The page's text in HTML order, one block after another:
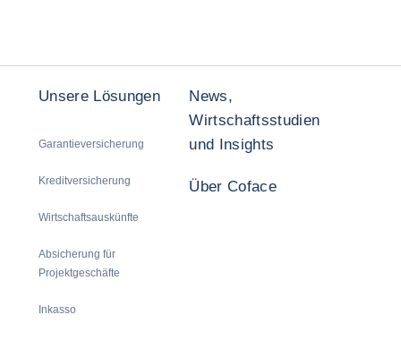
Unsere Lösungen
Garantieversicherung
Kreditversicherung
Wirtschaftsauskünfte
Absicherung für
Projektgeschäfte
Inkasso
News,
Wirtschaftsstudien
und Insights
Über Coface